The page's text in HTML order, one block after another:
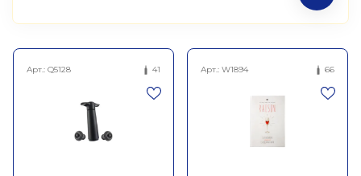
Арт.: Q5128 41 Арт.: W1894 66